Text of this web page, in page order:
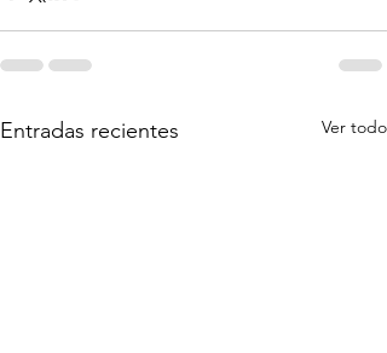
Entradas recientes Ver todo